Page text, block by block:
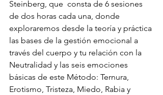
Steinberg, que  consta de 6 sesiones
de dos horas cada una, donde
exploraremos desde la teoría y práctica
las bases de la gestión emocional a
través del cuerpo y tu relación con la
Neutralidad y las seis emociones
básicas de este Método: Ternura,
Erotismo, Tristeza, Miedo, Rabia y